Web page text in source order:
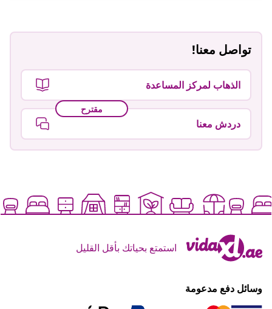
تواصل معنا!
الذهاب لمركز المساعدة
مقترح
دردش معنا
استمتع بحياتك بأقل القليل
وسائل دفع مدعومة